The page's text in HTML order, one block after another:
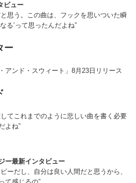
ビュー
思う。この曲は、フックを思いついた瞬
る’って思ったんだよね”
ー
アンド・スウィート」8月23日リリース
てこれまでのように悲しい曲を書く必要
よね”
ー最新インタビュー
ーだし、自分は良い人間だと思うから、